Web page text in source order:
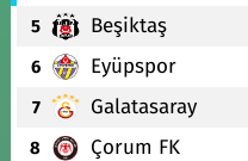
5 Beşiktaş
6 Eyüpspor
7 Galatasaray
8 Çorum FK